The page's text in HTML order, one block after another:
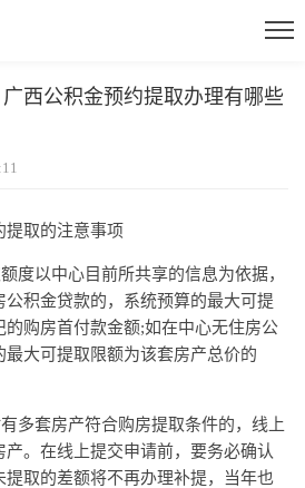
西公积金预约提取办理有哪些
提取的注意事项
度以中心目前所共享的信息为依据，
积金贷款的，系统预算的最大可提
购房首付款金额;如在中心无住房公
大可提取限额为该套房产总价的
多套房产符合购房提取条件的，线上
产。在线上提交申请前，要务必确认
取的差额将不再办理补提，当年也